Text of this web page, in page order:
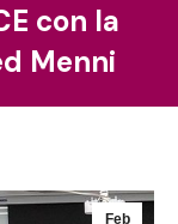
con la
Menni
Feb